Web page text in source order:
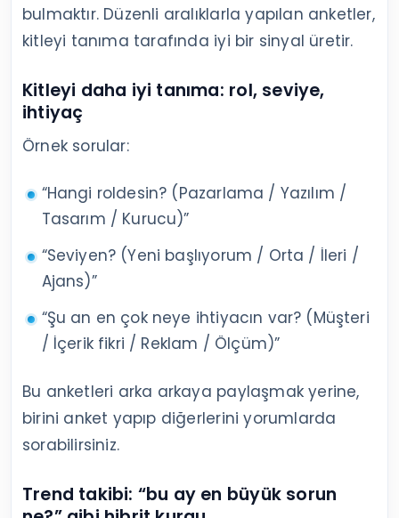
bulmaktır. Düzenli aralıklarla yapılan anketler,
kitleyi tanıma tarafında iyi bir sinyal üretir.
Kitleyi daha iyi tanıma: rol, seviye,
ihtiyaç
Örnek sorular:
“Hangi roldesin? (Pazarlama / Yazılım /
Tasarım / Kurucu)”
“Seviyen? (Yeni başlıyorum / Orta / İleri /
Ajans)”
“Şu an en çok neye ihtiyacın var? (Müşteri
/ İçerik fikri / Reklam / Ölçüm)”
Bu anketleri arka arkaya paylaşmak yerine,
birini anket yapıp diğerlerini yorumlarda
sorabilirsiniz.
Trend takibi: “bu ay en büyük sorun